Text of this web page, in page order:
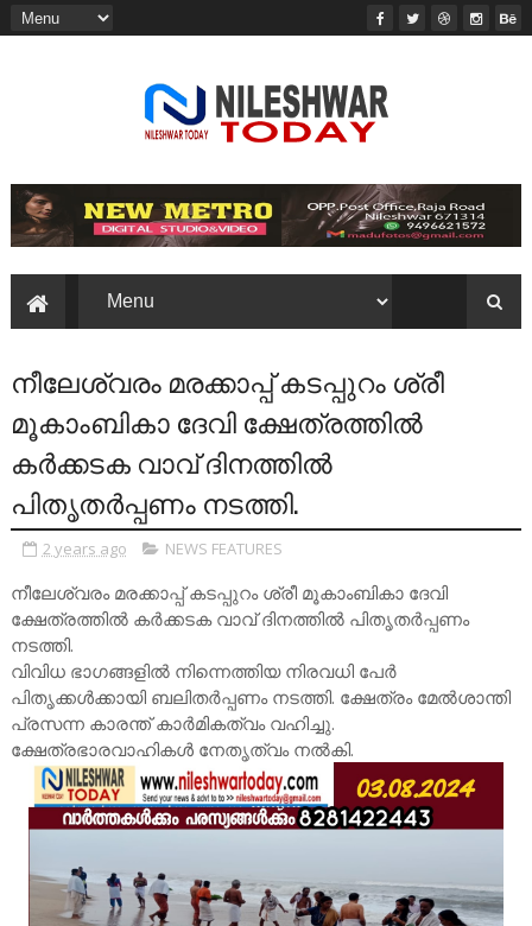
നീലേശ്വരം മരക്കാപ്പ് കടപ്പുറം ശ്രീ
മൂകാംബികാ ദേവി ക്ഷേത്രത്തിൽ
കർക്കടക വാവ് ദിനത്തിൽ
പിതൃതർപ്പണം നടത്തി.
2 years ago NEWS FEATURES
നീലേശ്വരം മരക്കാപ്പ് കടപ്പുറം ശ്രീ മൂകാംബികാ ദേവി
ക്ഷേത്രത്തിൽ കർക്കടക വാവ് ദിനത്തിൽ പിതൃതർപ്പണം
നടത്തി.
വിവിധ ഭാഗങ്ങളിൽ നിന്നെത്തിയ നിരവധി പേർ
പിതൃക്കൾക്കായി ബലിതർപ്പണം നടത്തി. ക്ഷേത്രം മേൽശാന്തി
പ്രസന്ന കാരന്ത് കാർമികത്വം വഹിച്ചു.
ക്ഷേത്രഭാരവാഹികൾ നേതൃത്വം നൽകി.